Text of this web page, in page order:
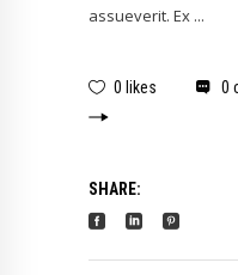
assueverit. Ex
0 likes 0
SHARE: